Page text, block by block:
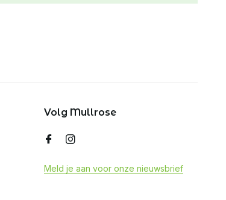
Volg Mullrose
Meld je aan voor onze nieuwsbrief